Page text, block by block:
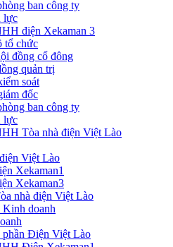
ban công ty
lực
điện Xekaman 3
tổ chức
đồng cổ đông
quản trị
soát
đốc
ban công ty
lực
Tòa nhà điện Việt Lào
Việt Lào
Xekaman1
Xekaman3
nhà điện Việt Lào
doanh
phần Điện Việt Lào